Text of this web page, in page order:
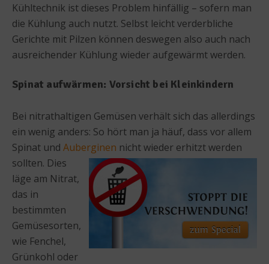
Kühltechnik ist dieses Problem hinfällig – sofern man
die Kühlung auch nutzt. Selbst leicht verderbliche
Gerichte mit Pilzen können deswegen also auch nach
ausreichender Kühlung wieder aufgewärmt werden.
Spinat aufwärmen: Vorsicht bei Kleinkindern
Bei nitrathaltigen Gemüsen verhält sich das allerdings
ein wenig anders: So hört man ja häuf, dass vor allem
Spinat und Auberginen nicht wieder erhitzt werden
sollten. Dies
läge am Nitrat,
das in
bestimmten
Gemüsesorten,
wie Fenchel,
Grünkohl oder